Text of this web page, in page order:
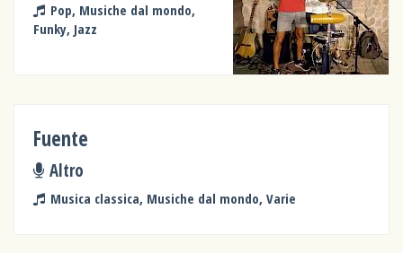
Pop, Musiche dal mondo,
Funky, Jazz
Fuente
Altro
Musica classica, Musiche dal mondo, Varie